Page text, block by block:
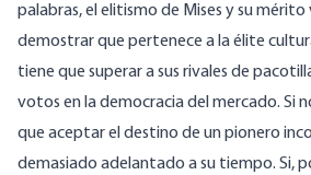
palabras, el elitismo de Mises y su mérito
demostrar que pertenece a la élite
tiene que superar a sus rivales de
votos en la democracia del mercado. Si
que aceptar el destino de un pionero
demasiado adelantado a su tiempo. Si,